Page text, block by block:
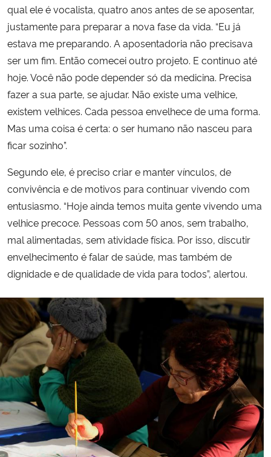
qual ele é vocalista, quatro anos antes de se aposentar,
justamente para preparar a nova fase da vida. “Eu já
estava me preparando. A aposentadoria não precisava
ser um fim. Então comecei outro projeto. E continuo até
hoje. Você não pode depender só da medicina. Precisa
fazer a sua parte, se ajudar. Não existe uma velhice,
existem velhices. Cada pessoa envelhece de uma forma.
Mas uma coisa é certa: o ser humano não nasceu para
ficar sozinho”.
Segundo ele, é preciso criar e manter vínculos, de
convivência e de motivos para continuar vivendo com
entusiasmo. “Hoje ainda temos muita gente vivendo uma
velhice precoce. Pessoas com 50 anos, sem trabalho,
mal alimentadas, sem atividade física. Por isso, discutir
envelhecimento é falar de saúde, mas também de
dignidade e de qualidade de vida para todos”, alertou.